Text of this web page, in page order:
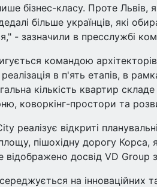
бізнес-класу. Проте Львів,
більше українців, які
- зазначили в пресслужбі
командою
в п'ять етапів, в
кількість квартир
коворкінг-простори та
реалізує відкриті
пішохідну дорогу
відображено досвід VD Group
на інноваційних